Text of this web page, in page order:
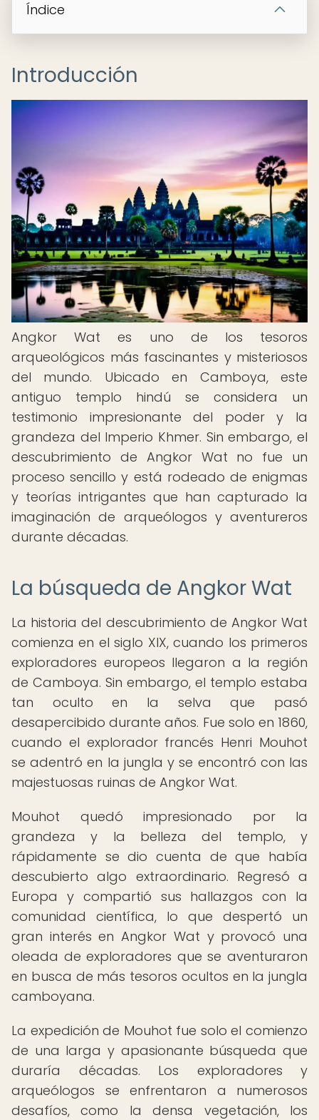
Índice
Introducción
Angkor Wat es uno de los tesoros
arqueológicos más fascinantes y misteriosos
del mundo. Ubicado en Camboya, este
antiguo templo hindú se considera un
testimonio impresionante del poder y la
grandeza del Imperio Khmer. Sin embargo, el
descubrimiento de Angkor Wat no fue un
proceso sencillo y está rodeado de enigmas
y teorías intrigantes que han capturado la
imaginación de arqueólogos y aventureros
durante décadas.
La búsqueda de Angkor Wat
La historia del descubrimiento de Angkor Wat
comienza en el siglo XIX, cuando los primeros
exploradores europeos llegaron a la región
de Camboya. Sin embargo, el templo estaba
tan oculto en la selva que pasó
desapercibido durante años. Fue solo en 1860,
cuando el explorador francés Henri Mouhot
se adentró en la jungla y se encontró con las
majestuosas ruinas de Angkor Wat.
Mouhot quedó impresionado por la
grandeza y la belleza del templo, y
rápidamente se dio cuenta de que había
descubierto algo extraordinario. Regresó a
Europa y compartió sus hallazgos con la
comunidad científica, lo que despertó un
gran interés en Angkor Wat y provocó una
oleada de exploradores que se aventuraron
en busca de más tesoros ocultos en la jungla
camboyana.
La expedición de Mouhot fue solo el comienzo
de una larga y apasionante búsqueda que
duraría décadas. Los exploradores y
arqueólogos se enfrentaron a numerosos
desafíos, como la densa vegetación, los